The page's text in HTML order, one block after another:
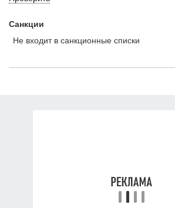
Санкции
Не входит в санкционные списки